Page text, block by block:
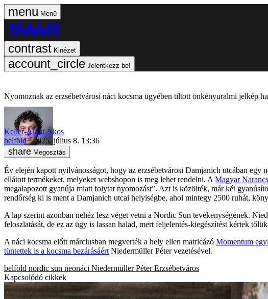
Menü
Kinézet
Jelentkezz be!
Nyomoznak az erzsébetvárosi náci kocsma ügyében tiltott önkényuralmi jelkép
Keller-Alánt Ákos
belföld
2025. július 8. 13:36
Megosztás
Év elején kapott nyilvánosságot, hogy az erzsébetvárosi Damjanich utcában
ellátott termékeket, melyeket webshopon is meg lehet rendelni. A Magyar
megalapozott gyanúja miatt folytat nyomozást”. Azt is közölték, már két
rendőrség ki is ment a Damjanich utcai helyiségbe, ahol mintegy 2500 ruhát,
A lap szerint azonban nehéz lesz véget vetni a Nordic Sun tevékenységének.
feloszlatását, de ez az ügy is lassan halad, mert feljelentés-kiegészítést kértek
A náci kocsma előtt márciusban megverték a hely ellen matricázó Momentum
tüntettek is a kocsma bezárásáért Niedermüller Péter vezetésével.
belföld nordic sun neonáci Niedermüller Péter Erzsébetváros
Kapcsolódó cikkek